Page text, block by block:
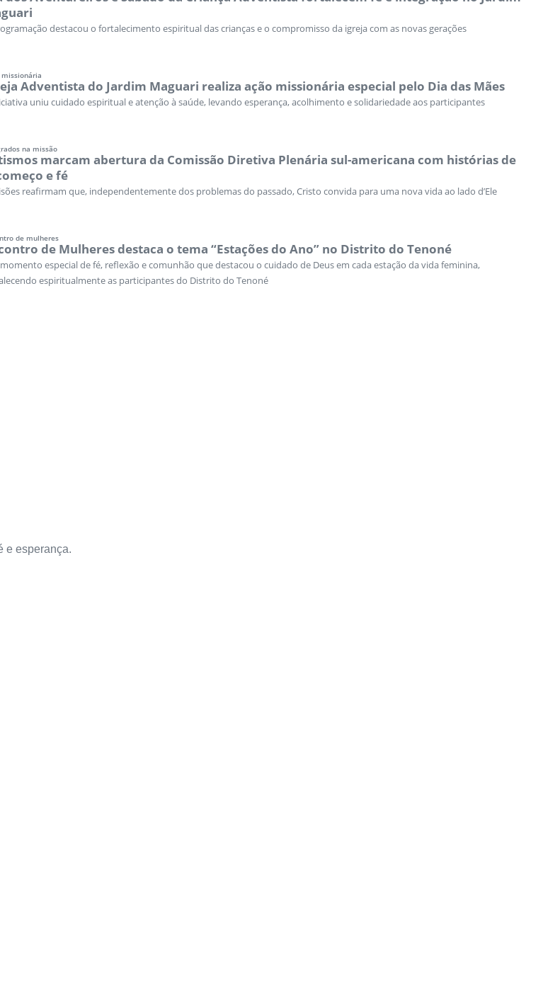
destacou o fortalecimento espiritual das crianças e o compromisso da igreja com as novas gerações
missionária
Adventista do Jardim Maguari realiza ação missionária especial pelo Dia das Mães
uniu cuidado espiritual e atenção à saúde, levando esperança, acolhimento e solidariedade aos participantes
na missão
marcam abertura da Comissão Diretiva Plenária sul-americana com histórias de
e fé
reafirmam que, independentemente dos problemas do passado, Cristo convida para uma nova vida ao lado d’Ele
de mulheres
de Mulheres destaca o tema “Estações do Ano” no Distrito do Tenoné
especial de fé, reflexão e comunhão que destacou o cuidado de Deus em cada estação da vida feminina,
espiritualmente as participantes do Distrito do Tenoné
e esperança.